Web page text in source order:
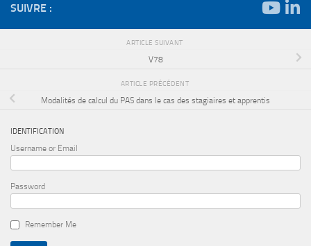
SUIVRE :
ARTICLE SUIVANT
V78
ARTICLE PRÉCÉDENT
Modalités de calcul du PAS dans le cas des stagiaires et apprentis
IDENTIFICATION
Username or Email
Password
Remember Me